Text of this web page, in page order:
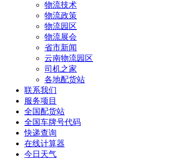
物流技术
物流政策
物流园区
物流展会
省市新闻
云南物流园区
司机之家
各地配货站
联系我们
服务项目
全国配货站
全国车牌号代码
快递查询
在线计算器
今日天气